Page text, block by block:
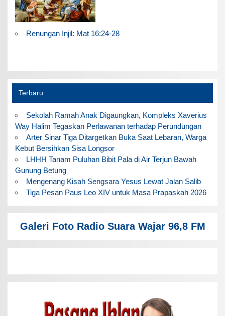
Renungan Injil: Mat 16:24-28
Terbaru
Sekolah Ramah Anak Digaungkan, Kompleks Xaverius
Way Halim Tegaskan Perlawanan terhadap Perundungan
Arter Sinar Tiga Ditargetkan Buka Saat Lebaran, Warga
Kebut Bersihkan Sisa Longsor
LHHH Tanam Puluhan Bibit Pala di Air Terjun Bawah
Gunung Betung
Mengenang Kisah Sengsara Yesus Lewat Jalan Salib
Tiga Pesan Paus Leo XIV untuk Masa Prapaskah 2026
Galeri Foto Radio Suara Wajar 96,8 FM